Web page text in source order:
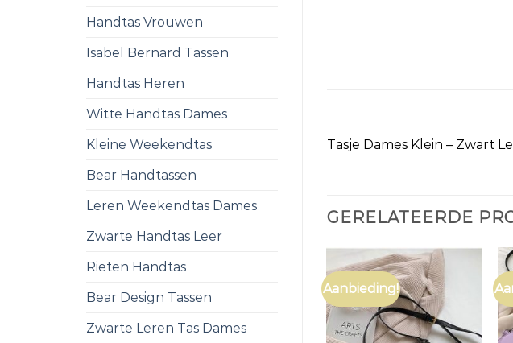
Handtas Vrouwen
Isabel Bernard Tassen
Handtas Heren
Witte Handtas Dames
Kleine Weekendtas
Bear Handtassen
Leren Weekendtas Dames
Zwarte Handtas Leer
Rieten Handtas
Bear Design Tassen
Zwarte Leren Tas Dames
Tasje Dames Klein – Zwart
GERELATEERDE
Aanbieding!